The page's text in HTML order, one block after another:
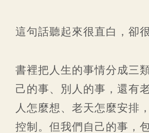
這句話聽起來很直白，卻很
書裡把人生的事情分成三
己的事、別人的事，還有
人怎麼想、老天怎麼安排
控制。但我們自己的事，